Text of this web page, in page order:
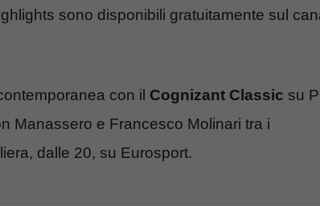
sono disponibili gratuitamente sul
con il Cognizant Classic su
Manassero e Francesco Molinari tra i
dalle 20, su Eurosport.